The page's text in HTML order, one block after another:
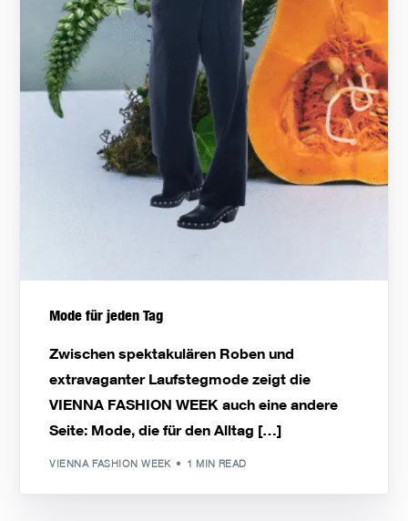
Mode für jeden Tag
Zwischen spektakulären Roben und
extravaganter Laufstegmode zeigt die
VIENNA FASHION WEEK auch eine andere
Seite: Mode, die für den Alltag […]
VIENNA FASHION WEEK 1 MIN READ